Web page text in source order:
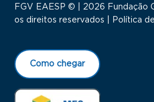
FGV EAESP © | 2026 Fundação
os direitos reservados |
Política
Como chegar